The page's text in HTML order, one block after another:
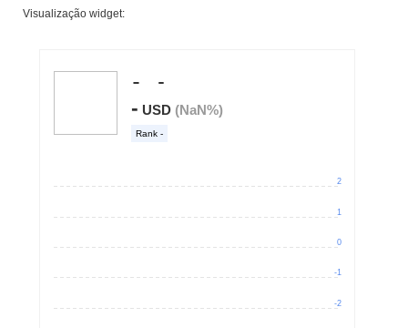
Visualização widget: